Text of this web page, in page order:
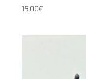
15,00€